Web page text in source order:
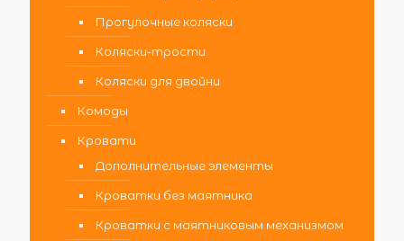
Прогулочные коляски
Коляски-трости
Коляски для двойни
Комоды
Кровати
Дополнительные элементы
Кроватки без маятника
Кроватки с маятниковым механизмом